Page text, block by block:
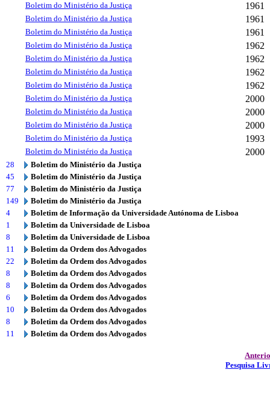
Boletim do Ministério da Justiça 1961
Boletim do Ministério da Justiça 1961
Boletim do Ministério da Justiça 1961
Boletim do Ministério da Justiça 1962
Boletim do Ministério da Justiça 1962
Boletim do Ministério da Justiça 1962
Boletim do Ministério da Justiça 1962
Boletim do Ministério da Justiça 2000
Boletim do Ministério da Justiça 2000
Boletim do Ministério da Justiça 2000
Boletim do Ministério da Justiça 1993
Boletim do Ministério da Justiça 2000
28
Boletim do Ministério da Justiça
45
Boletim do Ministério da Justiça
77
Boletim do Ministério da Justiça
149
Boletim do Ministério da Justiça
4
Boletim de Informação da Universidade Autónoma de Lisboa
1
Boletim da Universidade de Lisboa
8
Boletim da Universidade de Lisboa
11
Boletim da Ordem dos Advogados
22
Boletim da Ordem dos Advogados
8
Boletim da Ordem dos Advogados
8
Boletim da Ordem dos Advogados
6
Boletim da Ordem dos Advogados
10
Boletim da Ordem dos Advogados
8
Boletim da Ordem dos Advogados
11
Boletim da Ordem dos Advogados
Pesquisa